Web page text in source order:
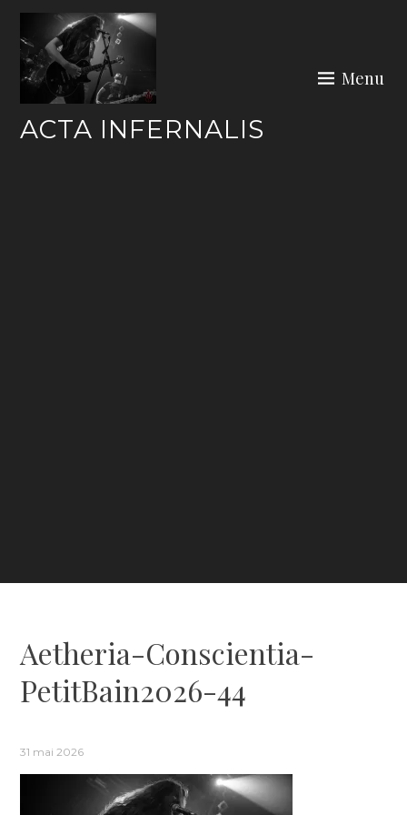
Skip
content
ACTA INFERNALIS
Menu
Aetheria-Conscientia-
PetitBain2026-44
31 mai 2026